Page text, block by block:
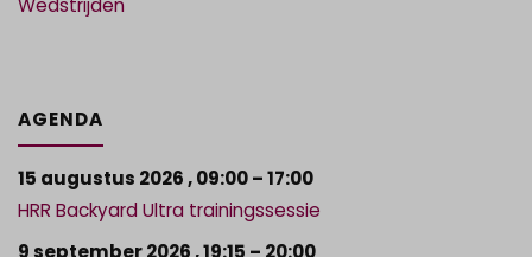
Wedstrijden
AGENDA
15 augustus 2026,09:00– 17:00
HRR Backyard Ultra trainingssessie
9 september 2026 ,19:15 – 20:00